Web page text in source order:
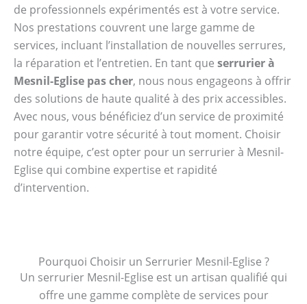
de professionnels expérimentés est à votre service.
Nos prestations couvrent une large gamme de
services, incluant l’installation de nouvelles serrures,
la réparation et l’entretien. En tant que serrurier à
Mesnil-Eglise pas cher, nous nous engageons à offrir
des solutions de haute qualité à des prix accessibles.
Avec nous, vous bénéficiez d’un service de proximité
pour garantir votre sécurité à tout moment. Choisir
notre équipe, c’est opter pour un serrurier à Mesnil-
Eglise qui combine expertise et rapidité
d’intervention.
Pourquoi Choisir un Serrurier Mesnil-Eglise ?
Un serrurier Mesnil-Eglise est un artisan qualifié qui
offre une gamme complète de services pour